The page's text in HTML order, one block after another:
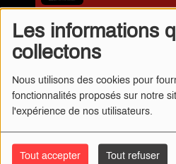
Les informations
collectons
Nous utilisons des cookies pour
fonctionnalités proposés sur notre
l'expérience de nos utilisateurs.
Tout accepter Tout refuser
MIXX FM TITRES